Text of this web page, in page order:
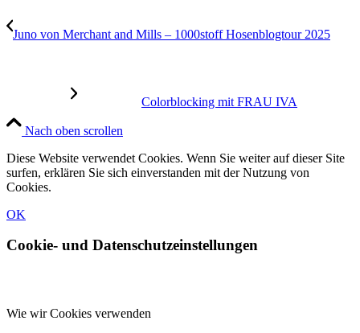
Juno von Merchant and Mills – 1000stoff Hosenblogtour 2025
Colorblocking mit FRAU IVA
Nach oben scrollen
Diese Website verwendet Cookies. Wenn Sie weiter auf dieser Site
surfen, erklären Sie sich einverstanden mit der Nutzung von
Cookies.
OK
Cookie- und Datenschutzeinstellungen
Wie wir Cookies verwenden